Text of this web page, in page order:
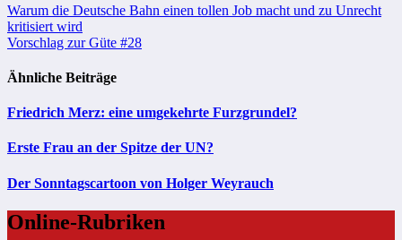
Beitragsnavigation
Warum die Deutsche Bahn einen tollen Job macht und zu Unrecht
kritisiert wird
Vorschlag zur Güte #28
Ähnliche Beiträge
Friedrich Merz: eine umgekehrte Furzgrundel?
Erste Frau an der Spitze der UN?
Der Sonntagscartoon von Holger Weyrauch
Online-Rubriken